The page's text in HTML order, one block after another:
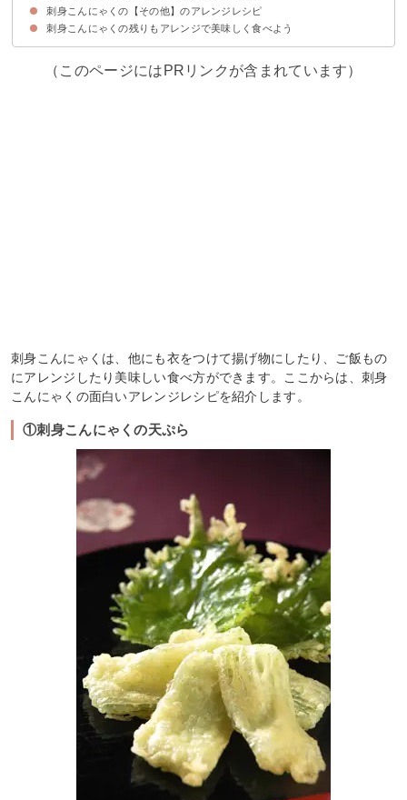
①刺身こんにゃくの味噌炒め
②刺身こんにゃくの中華炒め
③刺身こんにゃくのソテーイタリアン風
④ささげと刺身こんにゃくの炒め煮
刺身こんにゃくの【その他】のアレンジレシピ
①刺身こんにゃくの天ぷら
②鰹と刺身こんにゃくの漬け丼
③刺身こんにゃくの揚げないチップス
④凍みこんにゃくのうま塩チップス
刺身こんにゃくの残りもアレンジで美味しく食べよう
（このページにはPRリンクが含まれています）
刺身こんにゃくは、他にも衣をつけて揚げ物にしたり、ご飯もの
にアレンジしたり美味しい食べ方ができます。ここからは、刺身
こんにゃくの面白いアレンジレシピを紹介します。
①刺身こんにゃくの天ぷら